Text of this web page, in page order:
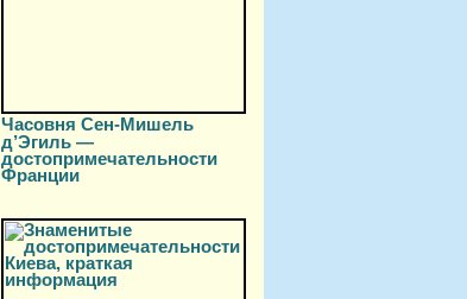
Часовня Сен-Мишель
д’Эгиль —
достопримечательности
Франции